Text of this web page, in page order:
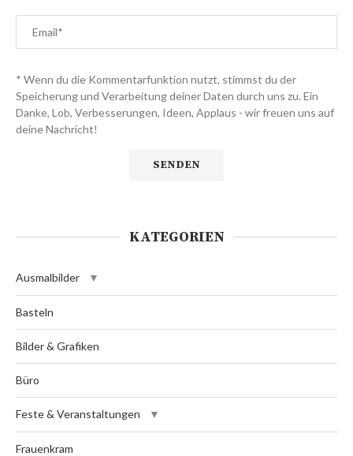
* Wenn du die Kommentarfunktion nutzt, stimmst du der
Speicherung und Verarbeitung deiner Daten durch uns zu. Ein
Danke, Lob, Verbesserungen, Ideen, Applaus - wir freuen uns auf
deine Nachricht!
KATEGORIEN
Ausmalbilder
Basteln
Bilder & Grafiken
Büro
Feste & Veranstaltungen
Frauenkram